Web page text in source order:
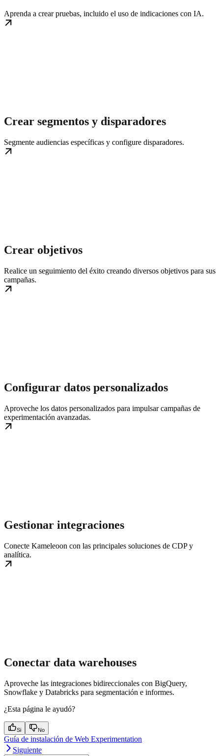
Aprenda a crear pruebas, incluido el uso de indicaciones con IA.
Crear segmentos y disparadores
Segmente audiencias específicas y configure disparadores.
Crear objetivos
Realice un seguimiento del éxito creando diversos objetivos para sus
campañas.
Configurar datos personalizados
Aproveche los datos personalizados para impulsar campañas de
experimentación avanzadas.
Gestionar integraciones
Conecte Kameleoon con las principales soluciones de CDP y
analítica.
Conectar data warehouses
Aproveche las integraciones bidireccionales con BigQuery,
Snowflake y Databricks para segmentación e informes.
¿Esta página le ayudó?
Si No
Guía de instalación de Web Experimentation
Siguiente